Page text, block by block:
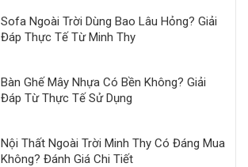
Sofa Ngoài Trời Dùng Bao Lâu Hỏng? Giải
Đáp Thực Tế Từ Minh Thy
Bàn Ghế Mây Nhựa Có Bền Không? Giải
Đáp Từ Thực Tế Sử Dụng
Nội Thất Ngoài Trời Minh Thy Có Đáng Mua
Không? Đánh Giá Chi Tiết